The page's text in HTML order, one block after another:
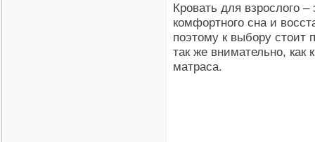
Кровать для взрослого –
комфортного сна и
поэтому к выбору стоит
так же внимательно, как
матраса.